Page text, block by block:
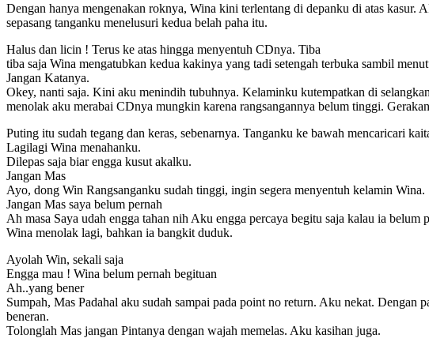
Dengan hanya mengenakan roknya, Wina kini terlentang di depanku di atas kasur.
sepasang tanganku menelusuri kedua belah paha itu.
Halus dan licin ! Terus ke atas hingga menyentuh CDnya. Tiba
tiba saja Wina mengatubkan kedua kakinya yang tadi setengah terbuka sambil
Jangan Katanya.
Okey, nanti saja. Kini aku menindih tubuhnya. Kelaminku kutempatkan di
menolak aku merabai CDnya mungkin karena rangsangannya belum tinggi.
Puting itu sudah tegang dan keras, sebenarnya. Tanganku ke bawah mencaricari
Lagilagi Wina menahanku.
Dilepas saja biar engga kusut akalku.
Jangan Mas
Ayo, dong Win Rangsanganku sudah tinggi, ingin segera menyentuh kelamin Wina.
Jangan Mas saya belum pernah
Ah masa Saya udah engga tahan nih Aku engga percaya begitu saja kalau ia
Wina menolak lagi, bahkan ia bangkit duduk.
Ayolah Win, sekali saja
Engga mau ! Wina belum pernah begituan
Ah..yang bener
Sumpah, Mas Padahal aku sudah sampai pada point no return. Aku nekat.
beneran.
Tolonglah Mas jangan Pintanya dengan wajah memelas. Aku kasihan juga.